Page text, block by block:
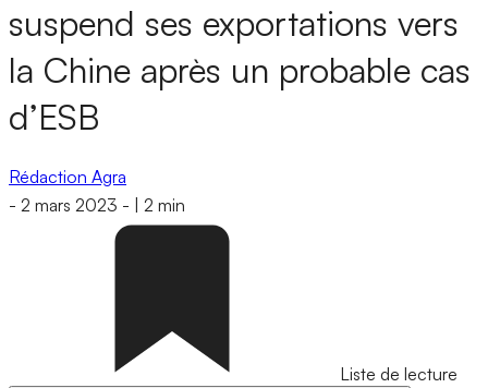
suspend ses exportations vers
la Chine après un probable cas
d’ESB
Rédaction Agra
- 2 mars 2023 - 2 min
Liste de lecture